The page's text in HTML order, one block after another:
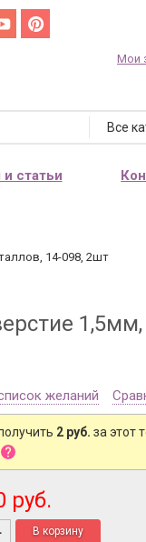
Мои
Все
статьи
14-098, 2шт
желаний
2 руб. за этот
руб.